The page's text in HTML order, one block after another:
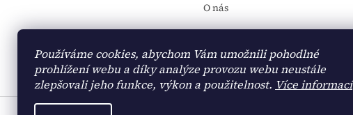
Používáme cookies, abychom Vám umožnili pohodlné
prohlížení webu a díky analýze provozu webu neustále
zlepšovali jeho funkce, výkon a použitelnost. Více informací
O nás